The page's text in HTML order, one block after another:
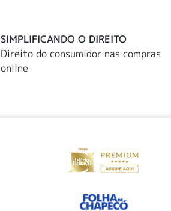
SIMPLIFICANDO O DIREITO
Direito do consumidor nas compras
online